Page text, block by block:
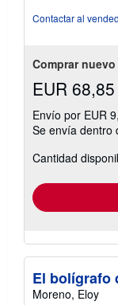
Contactar al
Comprar nuevo
EUR 68,85
Envío por EUR
Se envía dentro
Cantidad
El bolígrafo
Moreno, Eloy